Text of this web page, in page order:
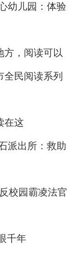
幼儿园：体验
方，阅读可以
全民阅读系列
在这
派出所：救助
校园霸凌法官
千年